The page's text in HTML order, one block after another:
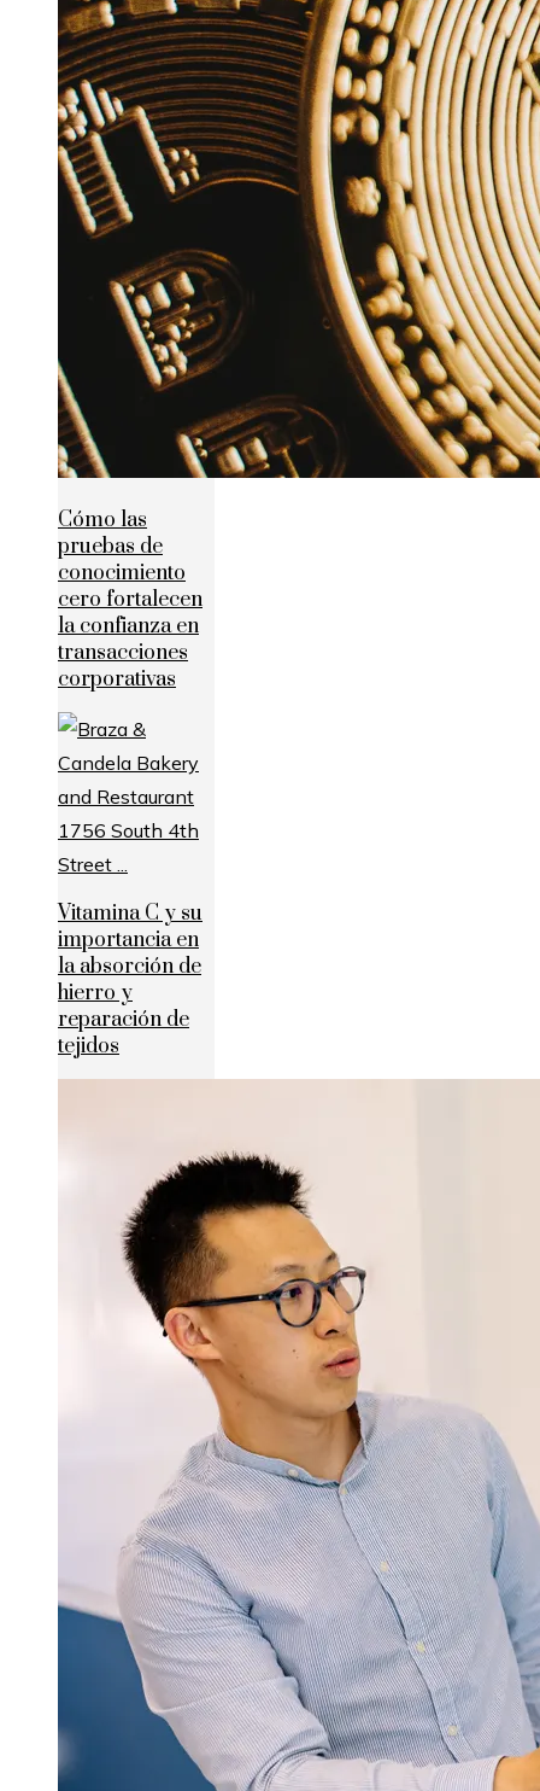
Cómo las
pruebas de
conocimiento
cero fortalecen
la confianza en
transacciones
corporativas
Vitamina C y su
importancia en
la absorción de
hierro y
reparación de
tejidos